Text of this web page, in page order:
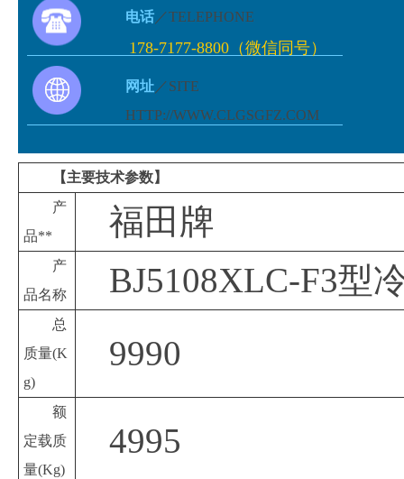
电话 ／TELEPHONE
178-7177-8800（微信同号）
网址 ／SITE
HTTP://WWW.CLGSGFZ.COM
【主要技术参数】
产
品**
福田牌
产
品名称
BJ5108XLC-F3型
总
质量(K
g)
9990
额
定载质
量(Kg)
4995